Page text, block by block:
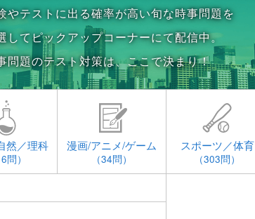
やテストに出る確率が高い旬な時事問題を
してピックアップコーナーにて配信中。
問題のテスト対策は、ここで決まり！
然／理科
問）
漫画/アニメ/ゲーム
（34問）
スポーツ／体育
（303問）